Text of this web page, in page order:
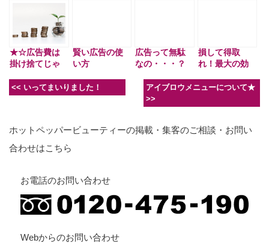
★☆広告費は
掛け捨てじゃ
賢い広告の使
い方
広告って無駄
なの・・・？
損して得取
れ！最大の効
ために！
<< いってまいりました！
アイブロウメニューについて★
>>
ホットペッパービューティーの掲載・集客のご相談・お問い
合わせはこちら
お電話のお問い合わせ
Webからのお問い合わせ